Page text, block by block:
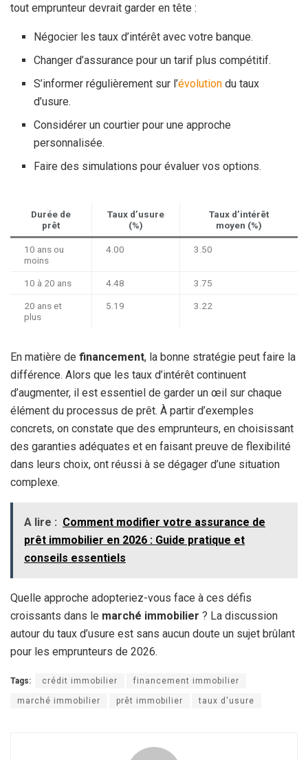
tout emprunteur devrait garder en tête :
Négocier les taux d’intérêt avec votre banque.
Changer d’assurance pour un tarif plus compétitif.
S’informer régulièrement sur l’évolution du taux
d’usure.
Considérer un courtier pour une approche
personnalisée.
Faire des simulations pour évaluer vos options.
Durée de
prêt
Taux d’usure
(%)
Taux d’intérêt
moyen (%)
10 ans ou
moins
4.00 3.50
10 à 20 ans 4.48 3.75
20 ans et
plus
5.19 3.22
En matière de financement, la bonne stratégie peut faire la
différence. Alors que les taux d’intérêt continuent
d’augmenter, il est essentiel de garder un œil sur chaque
élément du processus de prêt. À partir d’exemples
concrets, on constate que des emprunteurs, en choisissant
des garanties adéquates et en faisant preuve de flexibilité
dans leurs choix, ont réussi à se dégager d’une situation
complexe.
A lire : Comment modifier votre assurance de
prêt immobilier en 2026 : Guide pratique et
conseils essentiels
Quelle approche adopteriez-vous face à ces défis
croissants dans le marché immobilier ? La discussion
autour du taux d’usure est sans aucun doute un sujet brûlant
pour les emprunteurs de 2026.
Tags: crédit immobilier financement immobilier
marché immobilier prêt immobilier taux d'usure